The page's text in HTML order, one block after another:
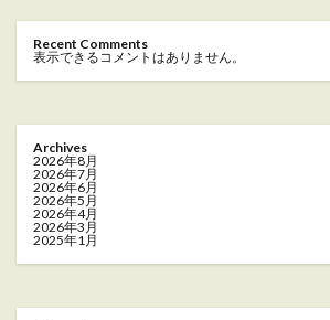
Recent Comments
表示できるコメントはありません。
Archives
2026年8月
2026年7月
2026年6月
2026年5月
2026年4月
2026年3月
2025年1月